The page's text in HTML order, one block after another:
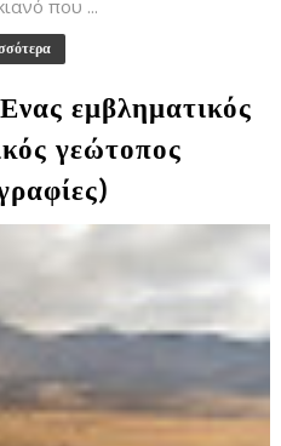
που ...
εμβληματικός
γεώτοπος